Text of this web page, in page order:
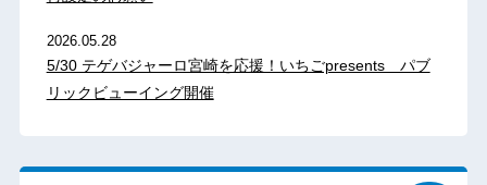
2026.05.28
5/30 テゲバジャーロ宮崎を応援！いちごpresents パブ
リックビューイング開催